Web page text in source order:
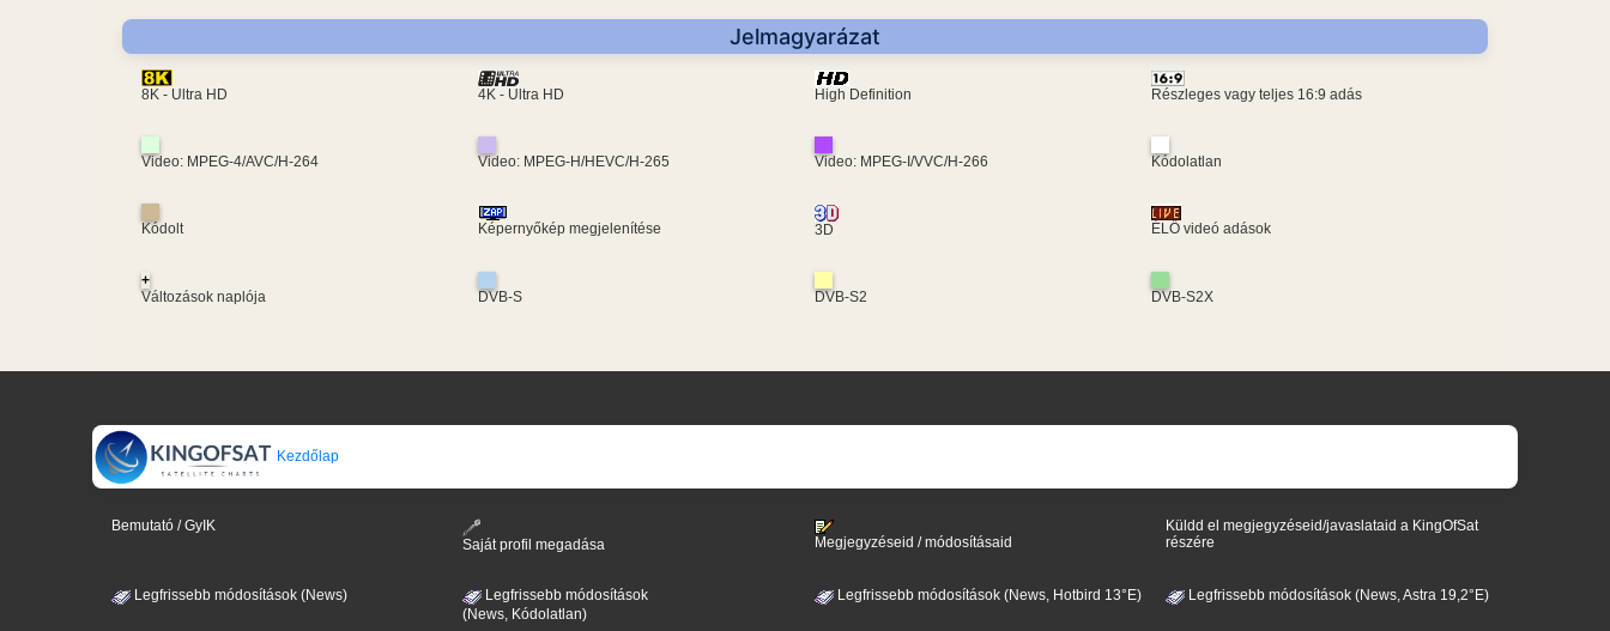
Jelmagyarázat
8K - Ultra HD 4K - Ultra HD High Definition Részleges vagy teljes 16:9 adás
Video: MPEG-4/AVC/H-264 Video: MPEG-H/HEVC/H-265 Video: MPEG-I/VVC/H-266 Kódolatlan
Kódolt Képernyőkép megjelenítése 3D ÉLŐ videó adások
+
Változások naplója
DVB-S DVB-S2 DVB-S2X
Kezdőlap
Bemutató / GyIK
Saját profil megadása
Megjegyzéseid / módosításaid
Küldd el megjegyzéseid/javaslataid a KingOfSat
részére
Legfrissebb módosítások (News)
Legfrissebb módosítások
(News, Kódolatlan)
Legfrissebb módosítások (News, Hotbird 13°E) Legfrissebb módosítások (News, Astra 19,2°E)